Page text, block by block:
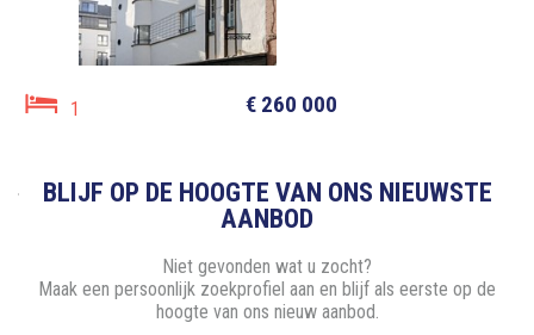
1 € 260 000
BLIJF OP DE HOOGTE VAN ONS NIEUWSTE
AANBOD
Niet gevonden wat u zocht?
Maak een persoonlijk zoekprofiel aan en blijf als eerste op de
hoogte van ons nieuw aanbod.